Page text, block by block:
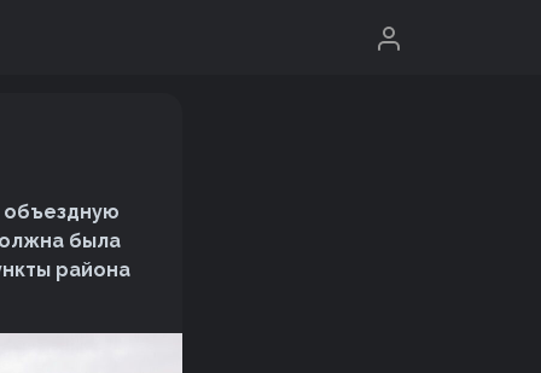
объездную
была
района